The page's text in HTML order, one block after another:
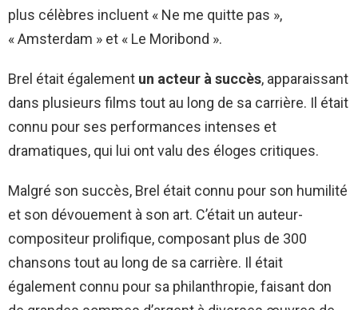
plus célèbres incluent « Ne me quitte pas »,
« Amsterdam » et « Le Moribond ».
Brel était également un acteur à succès, apparaissant
dans plusieurs films tout au long de sa carrière. Il était
connu pour ses performances intenses et
dramatiques, qui lui ont valu des éloges critiques.
Malgré son succès, Brel était connu pour son humilité
et son dévouement à son art. C’était un auteur-
compositeur prolifique, composant plus de 300
chansons tout au long de sa carrière. Il était
également connu pour sa philanthropie, faisant don